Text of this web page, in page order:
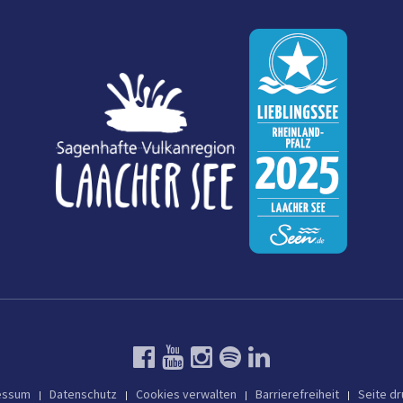
Datenschutz Cookies verwalten Barrierefreiheit Seite